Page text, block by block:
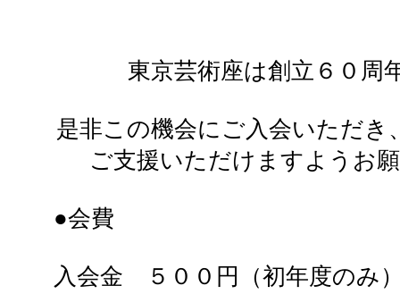
東京芸術座は創立６０周
是非この機会にご入会いただき
ご支援いただけますようお
●会費
入会金 ５００円（初年度のみ